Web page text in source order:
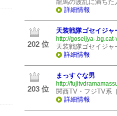
龍馬の波乱に満ちた
詳細情報
202 位
天装戦隊ゴセイジャ
http://goseijya-.bg.cat-
天装戦隊ゴセイジャ
詳細情報
203 位
まっすぐな男
http://
関西TV・フジTV系
詳細情報